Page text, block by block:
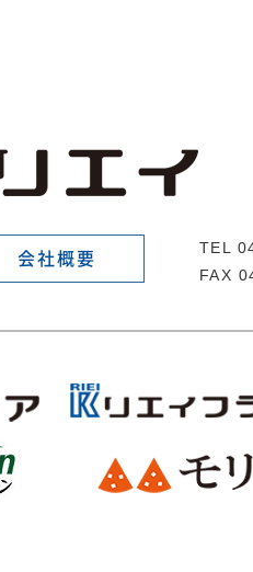
会社概要
TEL
FAX